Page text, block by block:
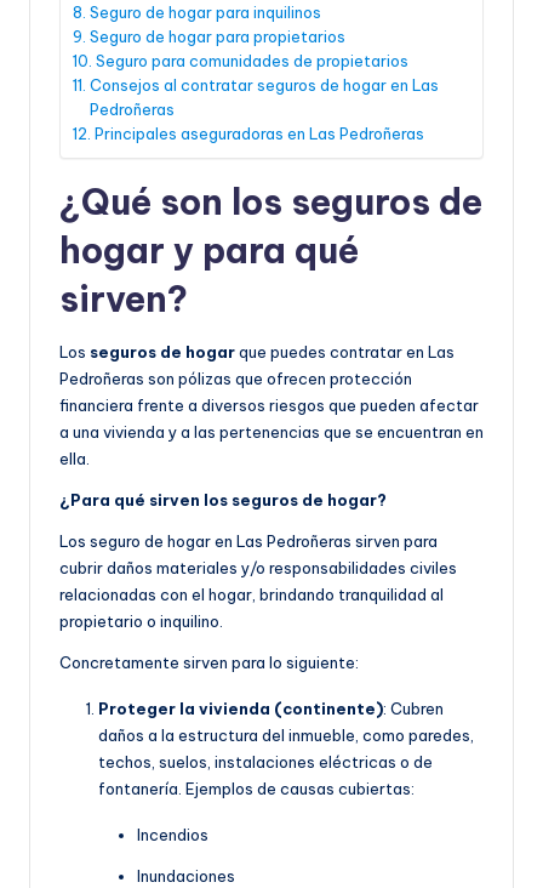
Seguro de hogar para inquilinos
Seguro de hogar para propietarios
Seguro para comunidades de propietarios
Consejos al contratar seguros de hogar en Las
Pedroñeras
Principales aseguradoras en Las Pedroñeras
¿Qué son los seguros de
hogar y para qué
sirven?
Los seguros de hogarque puedes contratar en Las
Pedroñeras son pólizas que ofrecen protección
financiera frente a diversos riesgos que pueden afectar
a una vivienda y a las pertenencias que se encuentran en
ella.
¿Para qué sirven los seguros de hogar?
Los seguro de hogar en Las Pedroñeras sirven para
cubrir daños materiales y/o responsabilidades civiles
relacionadas con el hogar, brindando tranquilidad al
propietario o inquilino.
Concretamente sirven para lo siguiente:
Proteger la vivienda (continente): Cubren
daños a la estructura del inmueble, como paredes,
techos, suelos, instalaciones eléctricas o de
fontanería. Ejemplos de causas cubiertas:
Incendios
Inundaciones